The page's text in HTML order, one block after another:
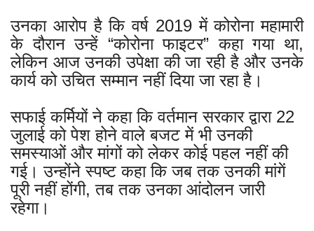
उनका आरोप है कि वर्ष 2019 में कोरोना महामारी
के दौरान उन्हें “कोरोना फाइटर” कहा गया था,
लेकिन आज उनकी उपेक्षा की जा रही है और उनके
कार्य को उचित सम्मान नहीं दिया जा रहा है।
सफाई कर्मियों ने कहा कि वर्तमान सरकार द्वारा 22
जुलाई को पेश होने वाले बजट में भी उनकी
समस्याओं और मांगों को लेकर कोई पहल नहीं की
गई। उन्होंने स्पष्ट कहा कि जब तक उनकी मांगें
पूरी नहीं होंगी, तब तक उनका आंदोलन जारी
रहेगा।